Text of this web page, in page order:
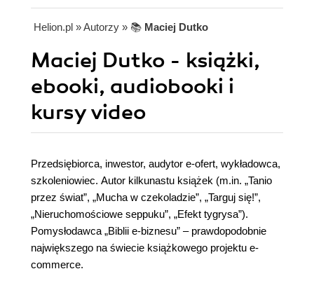
Helion.pl » Autorzy » 📚 Maciej Dutko
Maciej Dutko - książki,
ebooki, audiobooki i
kursy video
Przedsiębiorca, inwestor, audytor e-ofert, wykładowca,
szkoleniowiec. Autor kilkunastu książek (m.in. „Tanio
przez świat”, „Mucha w czekoladzie”, „Targuj się!”,
„Nieruchomościowe seppuku”, „Efekt tygrysa”).
Pomysłodawca „Biblii e-biznesu” – prawdopodobnie
największego na świecie książkowego projektu e-
commerce.